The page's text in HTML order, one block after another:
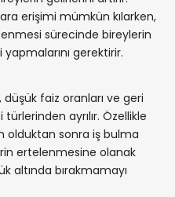
erişimi mümkün kılarken,
sürecinde bireylerin
gerektirir.
faiz oranları ve geri
ayrılır. Özellikle
olduktan sonra iş bulma
ertelenmesine olanak
altında bırakmamayı